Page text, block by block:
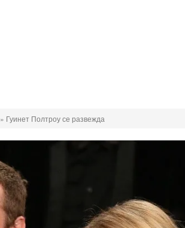
» Гуинет Полтроу се развежда